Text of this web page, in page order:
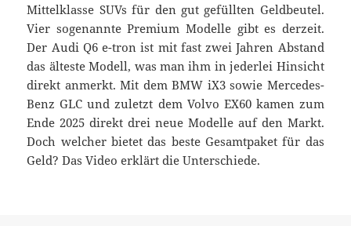
Mittelklasse SUVs für den gut gefüllten Geldbeutel.
Vier sogenannte Premium Modelle gibt es derzeit.
Der Audi Q6 e-tron ist mit fast zwei Jahren Abstand
das älteste Modell, was man ihm in jederlei Hinsicht
direkt anmerkt. Mit dem BMW iX3 sowie Mercedes-
Benz GLC und zuletzt dem Volvo EX60 kamen zum
Ende 2025 direkt drei neue Modelle auf den Markt.
Doch welcher bietet das beste Gesamtpaket für das
Geld? Das Video erklärt die Unterschiede.